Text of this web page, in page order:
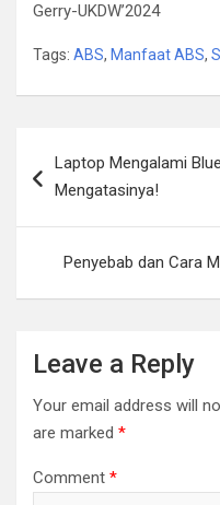
Gerry-UKDW’2024
Tags: ABS, Manfaat ABS,
navigation
Laptop Mengalami
Mengatasinya!
Penyebab dan Cara
Leave a Reply
Your email address will
are marked *
Comment *